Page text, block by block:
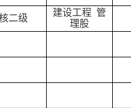
二级
建设工程 管
理股